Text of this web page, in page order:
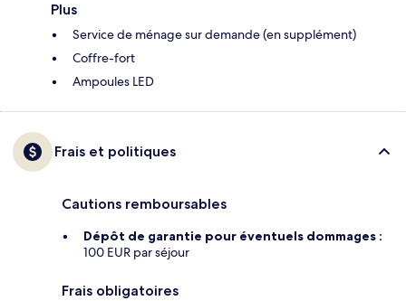
Plus
Service de ménage sur demande (en supplément)
Coffre-fort
Ampoules LED
Frais et politiques
Cautions remboursables
Dépôt de garantie pour éventuels dommages :
100 EUR par séjour
Frais obligatoires